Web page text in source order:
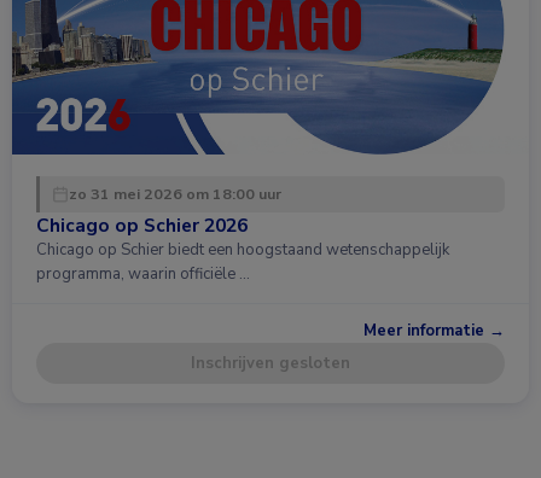
zo 31 mei 2026 om 18:00 uur
Chicago op Schier 2026
Chicago op Schier biedt een hoogstaand wetenschappelijk
programma, waarin officiële …
Meer informatie →
Inschrijven gesloten